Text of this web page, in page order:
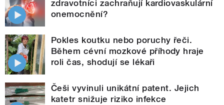
zdravotníci zachraňují kardiovaskulární
onemocnění?
Pokles koutku nebo poruchy řeči.
Během cévní mozkové příhody hraje
roli čas, shodují se lékaři
Češi vyvinuli unikátní patent. Jejich
katetr snižuje riziko infekce